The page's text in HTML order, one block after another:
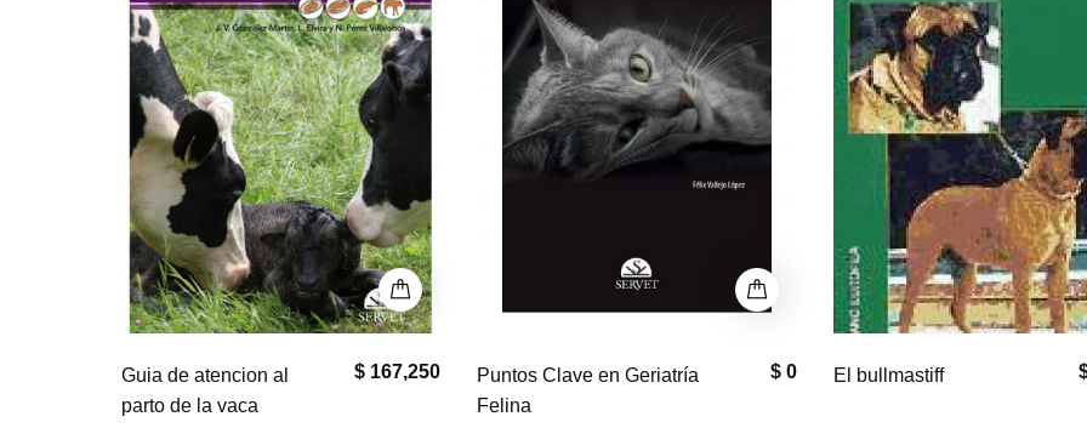
$ 0
Puntos Clave en Geriatría
Felina
$ 33,000
El bullmastiff
Equine Neck and